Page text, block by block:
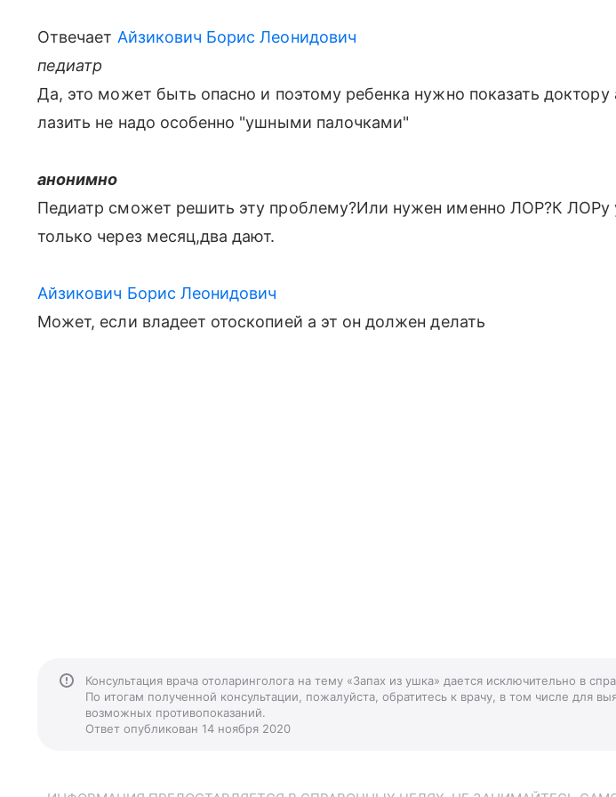
Отвечает Айзикович Борис Леонидович
педиатр
Да, это может быть опасно и поэтому ребенка нужно показать доктору
лазить не надо особенно "ушными палочками"
анонимно
Педиатр сможет решить эту проблему?Или нужен именно ЛОР?К ЛОРу
только через месяц,два дают.
Айзикович Борис Леонидович
Может, если владеет отоскопией а эт он должен делать
Консультация врача отоларинголога на тему «Запах из ушка» дается исключительно в
По итогам полученной консультации, пожалуйста, обратитесь к врачу, в том числе для
возможных противопоказаний.
Ответ опубликован 14 ноября 2020